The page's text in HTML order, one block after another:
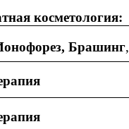
косметология:
Брашинг